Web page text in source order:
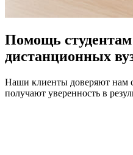
Помощь студентам
дистанционных
Наши клиенты доверяют нам
получают уверенность в